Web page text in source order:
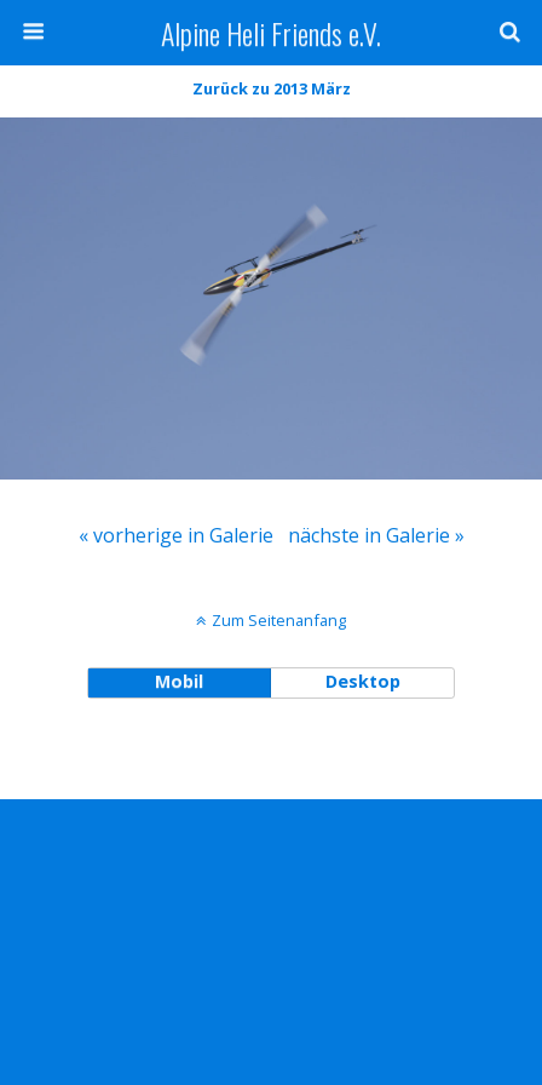
Alpine Heli Friends e.V.
Zurück zu 2013 März
« vorherige in Galerie nächste in Galerie »
Zum Seitenanfang
Mobil Desktop